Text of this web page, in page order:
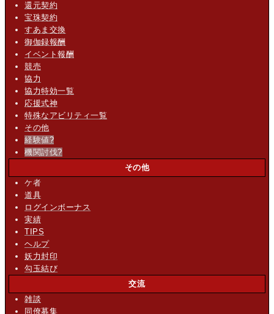
還元契約
宝珠契約
すあま交換
御伽録報酬
イベント報酬
競売
協力
協力特効一覧
応援式神
特殊なアビリティ一覧
その他
経験値?
機関討伐?
その他
ケ者
道具
ログインボーナス
実績
TIPS
ヘルプ
妖力封印
勾玉結び
交流
雑談
同僚募集